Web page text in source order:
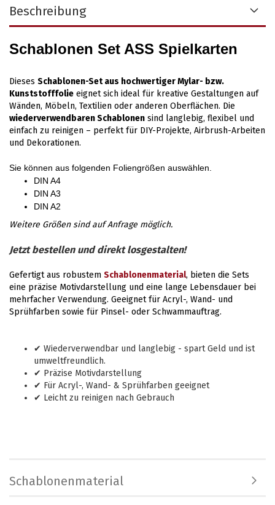
Beschreibung
Schablonen Set ASS Spielkarten
Dieses Schablonen-Set aus hochwertiger Mylar- bzw.
Kunststofffolie eignet sich ideal für kreative Gestaltungen auf
Wänden, Möbeln, Textilien oder anderen Oberflächen. Die
wiederverwendbaren Schablonen sind langlebig, flexibel und
einfach zu reinigen – perfekt für DIY-Projekte, Airbrush-Arbeiten
und Dekorationen.
Sie können aus folgenden Foliengrößen auswählen.
DIN A4
DIN A3
DIN A2
Weitere Größen sind auf Anfrage möglich.
Jetzt bestellen und direkt losgestalten!
Gefertigt aus robustem Schablonenmaterial, bieten die Sets
eine präzise Motivdarstellung und eine lange Lebensdauer bei
mehrfacher Verwendung. Geeignet für Acryl-, Wand- und
Sprühfarben sowie für Pinsel- oder Schwammauftrag.
✔ Wiederverwendbar und langlebig - spart Geld und ist
umweltfreundlich.
✔ Präzise Motivdarstellung
✔ Für Acryl-, Wand- & Sprühfarben geeignet
✔ Leicht zu reinigen nach Gebrauch
Schablonenmaterial